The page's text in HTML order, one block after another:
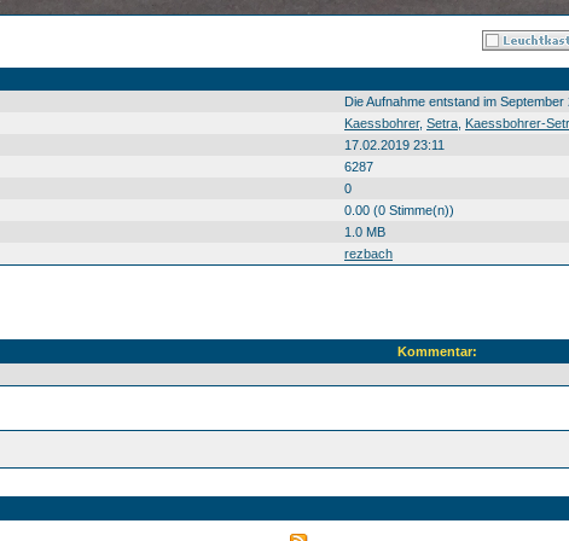
Die Aufnahme entstand im
Kaessbohrer, Setra Kaessbohrer-
17.02.2019 23:11
6287
0
0.00 (0 Stimme(n))
1.0 MB
rezbach
Kommentar: